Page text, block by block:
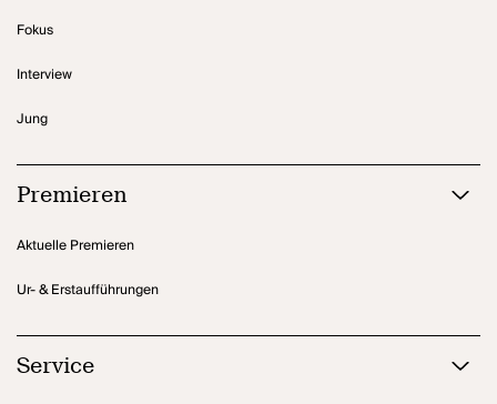
Fokus
Interview
Jung
Premieren
Aktuelle Premieren
Ur- & Erstaufführungen
Service